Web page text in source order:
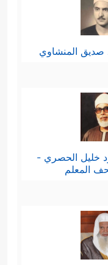
صديق المنشاوي
خليل الحصري -
المعلم